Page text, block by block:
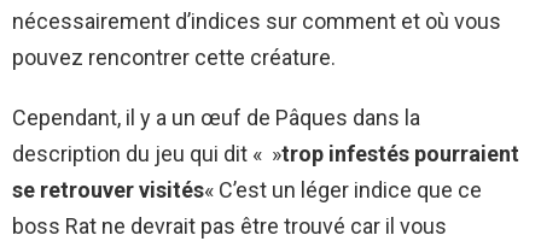
nécessairement d’indices sur comment et où vous
pouvez rencontrer cette créature.
Cependant, il y a un œuf de Pâques dans la
description du jeu qui dit « »trop infestés pourraient
se retrouver visités« C’est un léger indice que ce
boss Rat ne devrait pas être trouvé car il vous